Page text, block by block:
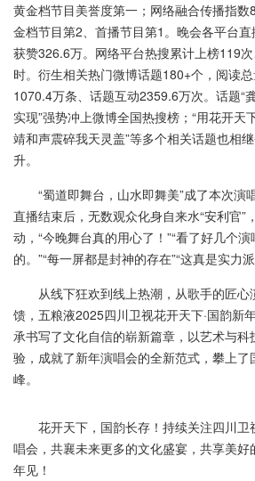
黄金档节目美誉度第一；网络融合传播指
金档节目第2、首播节目第1。晚会各平台直
获赞326.6万。网络平台热搜累计上榜119
时。衍生相关热门微博话题180+个，阅读
1070.4万条、话题互动2359.6万次。话题“
实现”强势冲上微博全国热搜榜；“用花开天
靖和声震碎我天灵盖”等多个相关话题也相
升。
“蜀道即舞台，山水即舞美”成了本次演
直播结束后，无数观众化身自来水“安利官”
动，“今晚舞台真的用心了！”“看了好几个
的。”“每一屏都是封神的存在”“这真是实力派
从线下狂欢到线上热潮，从歌手的匠心
馈，五粮液2025四川卫视花开天下·国韵新
承书写了文化自信的崭新篇章，以艺术与
验，成就了新年演唱会的全新范式，攀上了
峰。
花开天下，国韵长存！持续关注四川卫
唱会，共襄未来更多的文化盛宴，共享美好
年见！